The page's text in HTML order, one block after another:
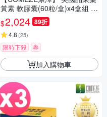
黃素 軟膠囊(60粒/盒)x4盒組 Fl
oraGLO®游離型葉黃素
$2,024 89折
4.8 (25)
限時下殺 券
加入購物車